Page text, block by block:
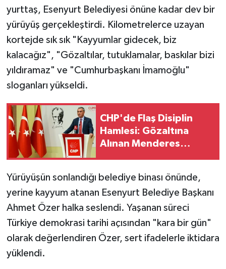
yurttaş, Esenyurt Belediyesi önüne kadar dev bir
yürüyüş gerçekleştirdi. Kilometrelerce uzayan
kortejde sık sık "Kayyumlar gidecek, biz
kalacağız", "Gözaltılar, tutuklamalar, baskılar bizi
yıldıramaz" ve "Cumhurbaşkanı İmamoğlu"
sloganları yükseldi.
CHP'de Flaş Disiplin
Hamlesi: Gözaltına
Alınan Menderes
Talebi!
Yürüyüşün sonlandığı belediye binası önünde,
yerine kayyum atanan Esenyurt Belediye Başkanı
Ahmet Özer halka seslendi. Yaşanan süreci
Türkiye demokrasi tarihi açısından "kara bir gün"
olarak değerlendiren Özer, sert ifadelerle iktidara
yüklendi.